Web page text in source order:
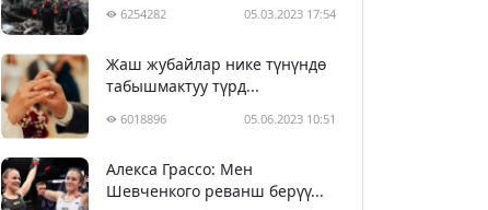
6254282 05.03.2023 17:54
Жаш жубайлар нике түнүндө
табышмактуу түрд...
6018896 05.06.2023 10:51
Алекса Грассо: Мен
Шевченкого реванш берүү...